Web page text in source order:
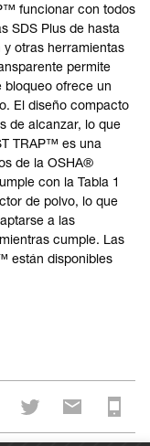
funcionar con todos
SDS Plus de hasta
otras herramientas
permite
bloqueo ofrece un
El diseño compacto
de alcanzar, lo que
TRAP™ es una
de la OSHA®
con la Tabla 1
de polvo, lo que
a las
cumple. Las
están disponibles